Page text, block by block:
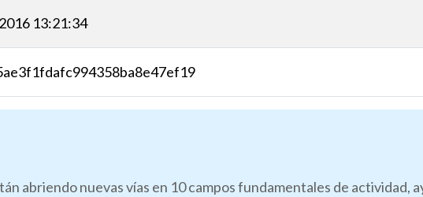
13:21:34
abriendo nuevas vías en 10 campos fundamentales de actividad,